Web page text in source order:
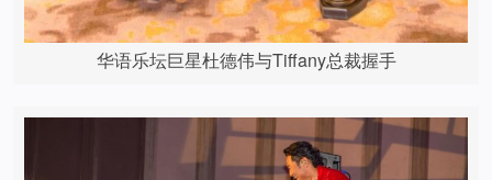
华语乐坛巨星杜德伟与Tiffany总裁握手